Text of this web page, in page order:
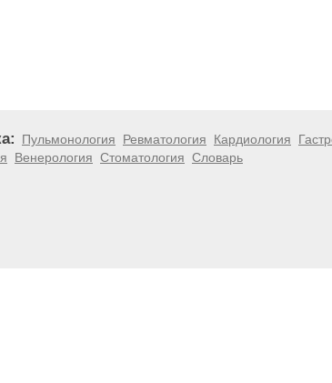
Пульмонология Ревматология Кардиология
Венерология Стоматология Словарь